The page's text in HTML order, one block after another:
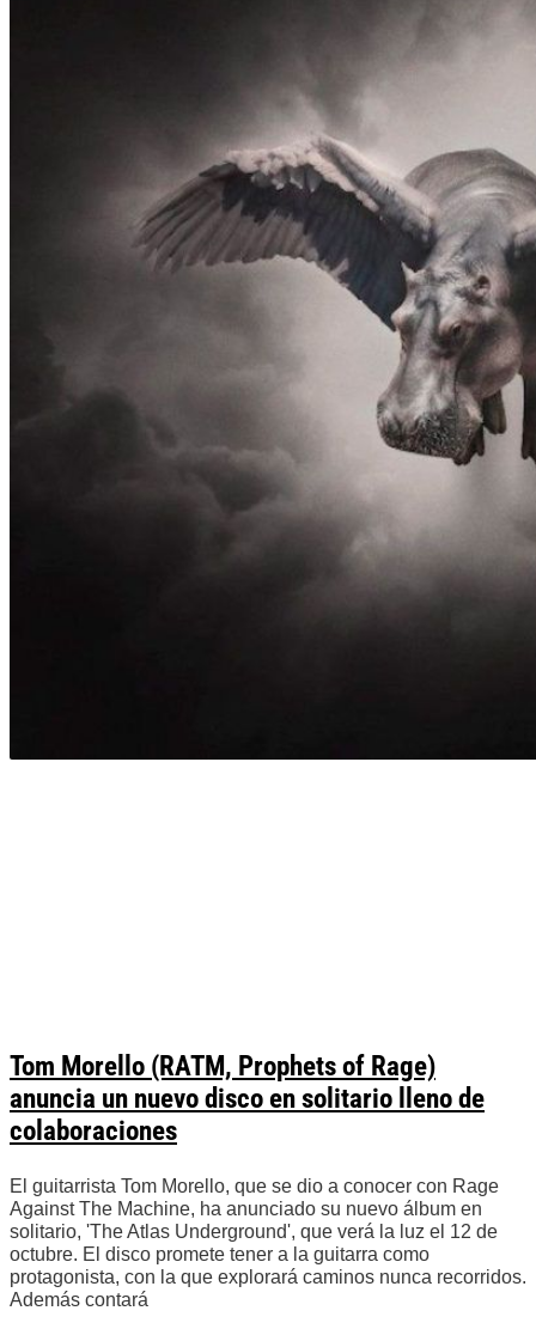
Tom Morello (RATM, Prophets of Rage)
anuncia un nuevo disco en solitario lleno de
colaboraciones
El guitarrista Tom Morello, que se dio a conocer con Rage
Against The Machine, ha anunciado su nuevo álbum en
solitario, 'The Atlas Underground', que verá la luz el 12 de
octubre. El disco promete tener a la guitarra como
protagonista, con la que explorará caminos nunca recorridos.
Además contará